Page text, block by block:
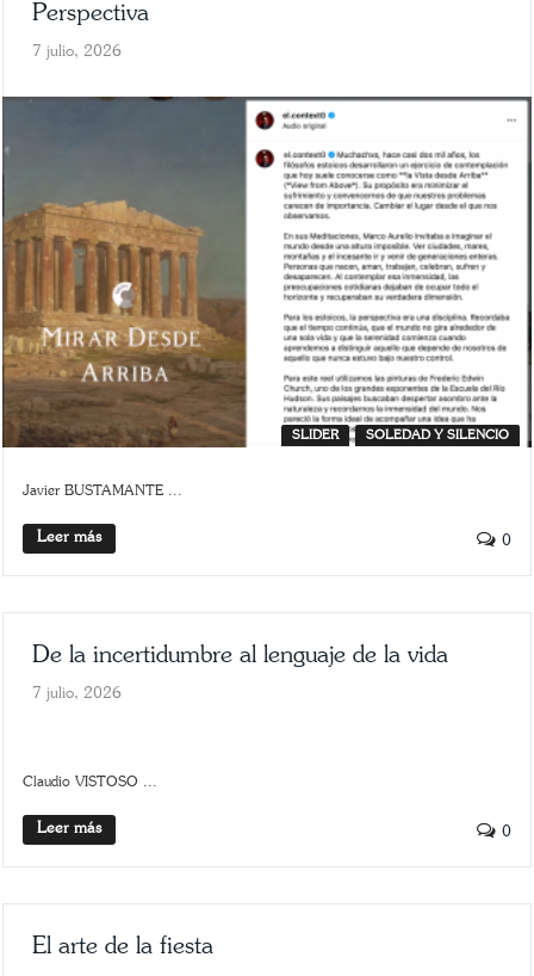
Perspectiva
7 julio, 2026
SLIDER SOLEDAD Y SILENCIO
Javier BUSTAMANTE ...
Leer más 0
De la incertidumbre al lenguaje de la vida
7 julio, 2026
Claudio VISTOSO ...
Leer más 0
El arte de la fiesta